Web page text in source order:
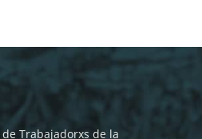
Trabajadorxs de la